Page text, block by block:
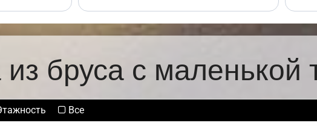
бруса с маленькой
Все